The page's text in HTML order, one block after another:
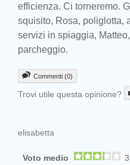
efficienza. Ci torneremo.
squisito, Rosa, poliglotta,
servizi in spiaggia,
parcheggio.
Commenti (0)
Trovi utile questa opinione?
elisabetta
Voto medio